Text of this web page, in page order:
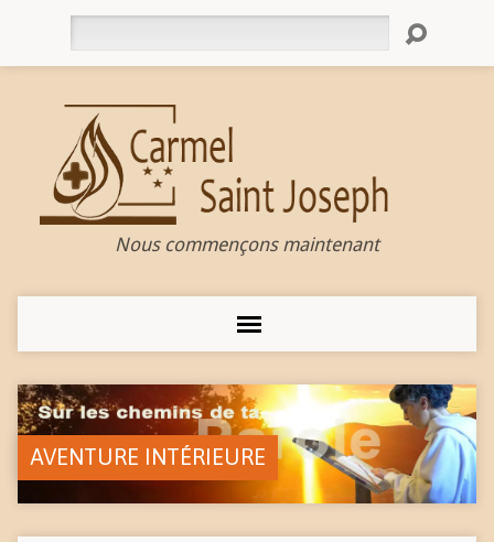
Nous commençons maintenant
AVENTURE INTÉRIEURE